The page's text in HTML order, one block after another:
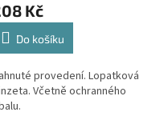
Kč
Do košíku
provedení. Lopatková
Včetně ochranného